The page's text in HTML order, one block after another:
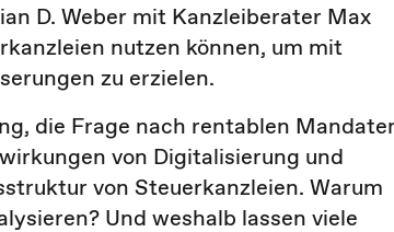
D. Weber mit Kanzleiberater Max
nutzen können, um mit
zu erzielen.
die Frage nach rentablen
von Digitalisierung und
von Steuerkanzleien. Warum
Und weshalb lassen viele